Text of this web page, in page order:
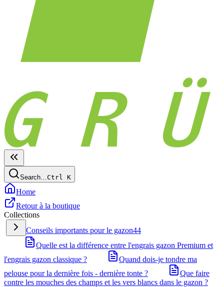
Search…Ctrl K
Home
Retour à la boutique
Collections
Conseils importants pour le gazon44
Quelle est la différence entre l'engrais gazon Premium et
l'engrais gazon classique ?
Quand dois-je tondre ma
pelouse pour la dernière fois - dernière tonte ?
Que faire
contre les mouches des champs et les vers blancs dans le gazon ?